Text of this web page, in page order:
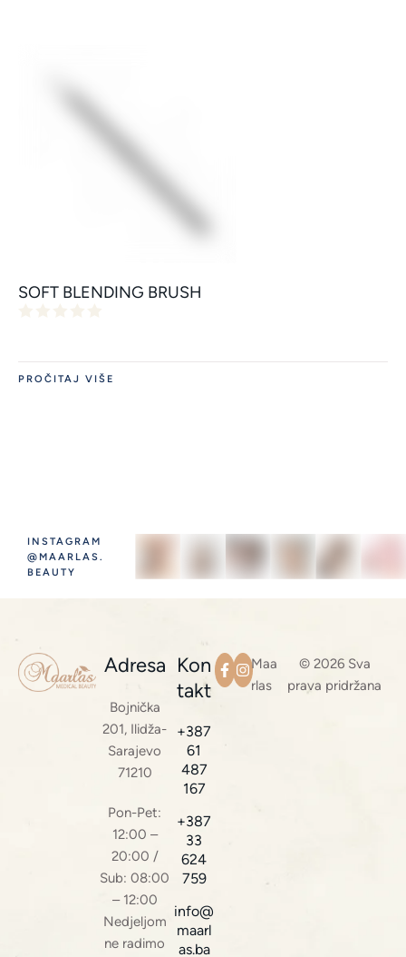
SOFT BLENDING BRUSH
PROČITAJ VIŠE
INSTAGRAM
@MAARLAS.
BEAUTY
Adresa
Bojnička
201, Ilidža-
Sarajevo
71210
Pon-Pet:
12:00 –
20:00 /
Sub: 08:00
– 12:00
Nedjeljom
ne radimo
Kon
takt
+387
61
487
167
+387
33
624
759
info@
maarl
as.ba
Maa
rlas
© 2026 Sva
prava pridržana